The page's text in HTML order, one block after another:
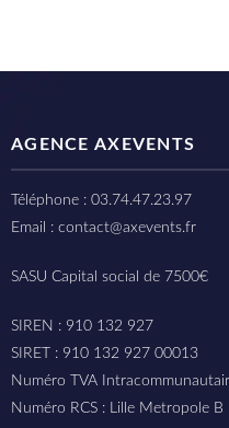
AGENCE AXEVENTS
Téléphone : 03.74.47.23.97
Email : contact@axevents.fr
SASU Capital social de 7500€
SIREN : 910 132 927
SIRET : 910 132 927 00013
Numéro TVA
Numéro RCS : Lille Metropole